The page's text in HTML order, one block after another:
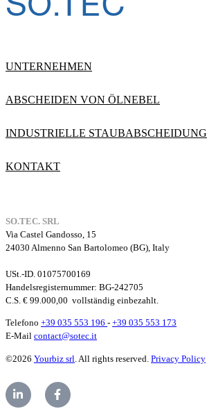
UNTERNEHMEN
ABSCHEIDEN VON ÖLNEBEL
INDUSTRIELLE STAUBABSCHEIDUNG
KONTAKT
SO.TEC. SRL
Via Castel Gandosso, 15
24030 Almenno San Bartolomeo (BG), Italy
USt.-ID. 01075700169
Handelsregisternummer: BG-242705
C.S. € 99.000,00 vollständig einbezahlt.
Telefono +39 035 553 196 - +39 035 553 173
E-Mail contact@sotec.it
©2026 Yourbiz srl . All rights reserved. Privacy Policy